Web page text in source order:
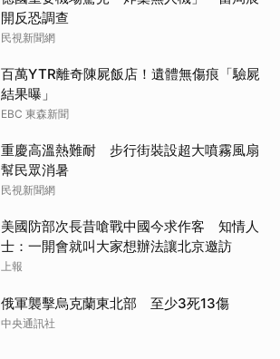
開反恐調查
民視新聞網
百萬YTR離奇陳屍飯店！遺體無傷痕「驗屍
結果曝」
EBC 東森新聞
重慶高溫熱難耐 步行街裝設超大噴霧風扇
幫民眾消暑
民視新聞網
美國防部次長昔嗆戰中國今求作客 知情人
士：一開會就叫大家想辦法讓北京邀訪
上報
俄軍襲擊烏克蘭東北部 至少3死13傷
中央通訊社